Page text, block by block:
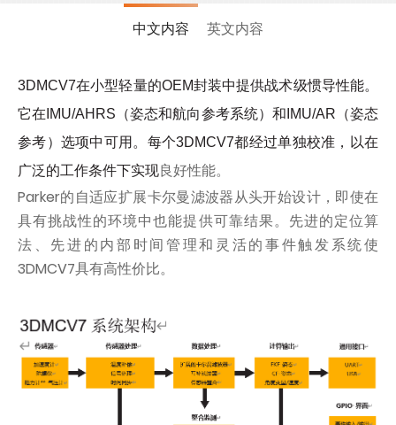
中文内容 英文内容
3DMCV7在小型轻量的OEM封装中提供战术级惯导性能。
它在IMU/AHRS（姿态和航向参考系统）和IMU/AR（姿态
参考）选项中可用。每个3DMCV7都经过单独校准，以在
广泛的工作条件下实现良好性能。
Parker的自适应扩展卡尔曼滤波器从头开始设计，即使在
具有挑战性的环境中也能提供可靠结果。先进的定位算
法、先进的内部时间管理和灵活的事件触发系统使
3DMCV7具有高性价比。